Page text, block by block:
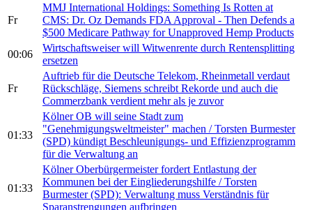
Fr
MMJ International Holdings: Something Is Rotten at
CMS: Dr. Oz Demands FDA Approval - Then Defends a
$500 Medicare Pathway for Unapproved Hemp Products
00:06
Wirtschaftsweiser will Witwenrente durch Rentensplitting
ersetzen
Fr
Auftrieb für die Deutsche Telekom, Rheinmetall verdaut
Rückschläge, Siemens schreibt Rekorde und auch die
Commerzbank verdient mehr als je zuvor
01:33
Kölner OB will seine Stadt zum
"Genehmigungsweltmeister" machen / Torsten Burmester
(SPD) kündigt Beschleunigungs- und Effizienzprogramm
für die Verwaltung an
01:33
Kölner Oberbürgermeister fordert Entlastung der
Kommunen bei der Eingliederungshilfe / Torsten
Burmester (SPD): Verwaltung muss Verständnis für
Sparanstrengungen aufbringen